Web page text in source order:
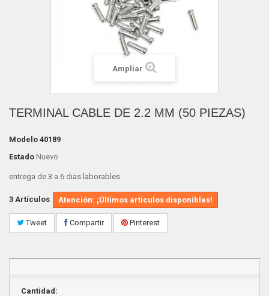
Ampliar
TERMINAL CABLE DE 2.2 MM (50 PIEZAS)
Modelo 40189
Estado Nuevo
entrega de 3 a 6 dias laborables
3 Artículos Atención: ¡Últimos artículos disponibles!
Tweet Compartir Pinterest
Cantidad: